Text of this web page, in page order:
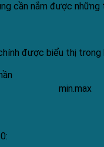
cần nắm được
được biểu thị trong
min.max